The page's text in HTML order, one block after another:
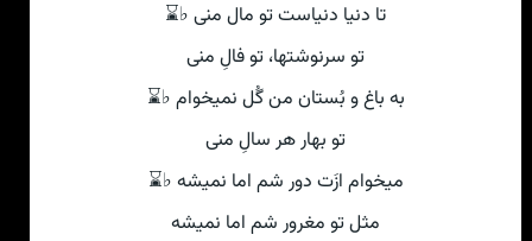
تا دنیا دنیاست تو مال منی ♭⌛
تو سرنوشتها، تو فالِ منی
به باغ و بُستان من گُل نمیخوام ♭⌛
تو بهار هر سالِ منی
میخوام ازَت دور شم اما نمیشه ♭⌛
مثل تو مغرور شم اما نمیشه